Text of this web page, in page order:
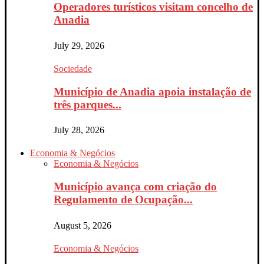
Operadores turísticos visitam concelho de
Anadia
July 29, 2026
Sociedade
Município de Anadia apoia instalação de
três parques...
July 28, 2026
Economia & Negócios
Economia & Negócios
Município avança com criação do
Regulamento de Ocupação...
August 5, 2026
Economia & Negócios